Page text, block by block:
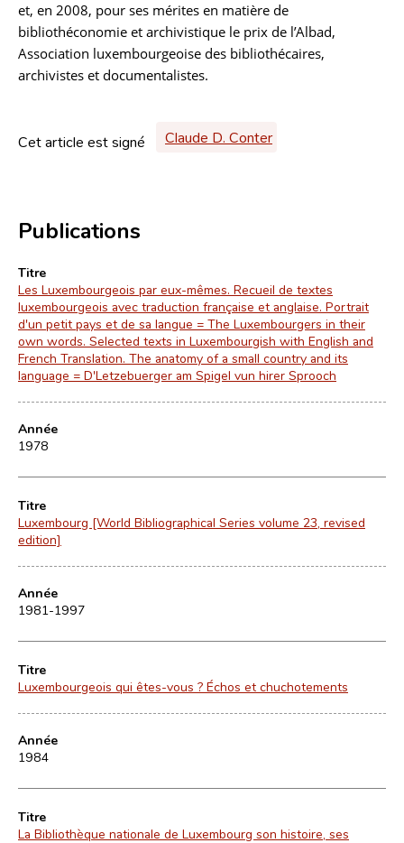
et, en 2008, pour ses mérites en matière de
bibliothéconomie et archivistique le prix de l’Albad,
Association luxembourgeoise des bibliothécaires,
archivistes et documentalistes.
Cet article est signé Claude D. Conter
Publications
Titre
Les Luxembourgeois par eux-mêmes. Recueil de textes
luxembourgeois avec traduction française et anglaise. Portrait
d'un petit pays et de sa langue = The Luxembourgers in their
own words. Selected texts in Luxembourgish with English and
French Translation. The anatomy of a small country and its
language = D'Letzebuerger am Spigel vun hirer Sprooch
Année
1978
Titre
Luxembourg [World Bibliographical Series volume 23, revised
edition]
Année
1981-1997
Titre
Luxembourgeois qui êtes-vous ? Échos et chuchotements
Année
1984
Titre
La Bibliothèque nationale de Luxembourg son histoire, ses